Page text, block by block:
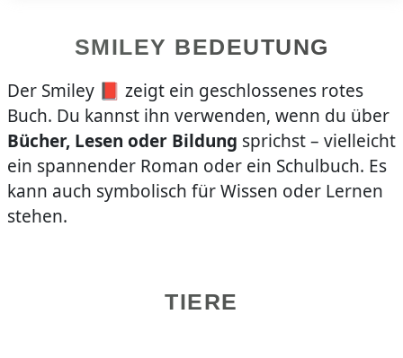
SMILEY BEDEUTUNG
Der Smiley 📕 zeigt ein geschlossenes rotes
Buch. Du kannst ihn verwenden, wenn du über
Bücher, Lesen oder Bildung sprichst – vielleicht
ein spannender Roman oder ein Schulbuch. Es
kann auch symbolisch für Wissen oder Lernen
stehen.
TIERE